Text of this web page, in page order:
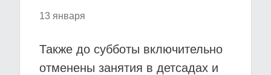
13 января
Также до субботы включительно
отменены занятия в детсадах и